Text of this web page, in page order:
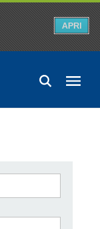
APRI